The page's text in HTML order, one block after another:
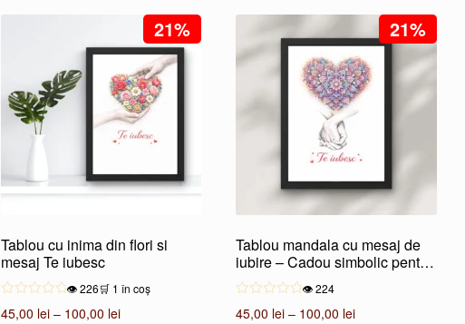
Opțiunile
pot
pagina
produsului.
mai
variații.
Opțiunile
produsului.
21%
Tablou cu inima din flori si
mesaj Te iubesc
👁️ 226🛒 1 în coș
45,00 lei – 100,00 leiInterval
21%
Tablou mandala cu mesaj de
iubire – Cadou simbolic pentru
cuplu
👁️ 224
45,00 lei – 100,00 leiInterval